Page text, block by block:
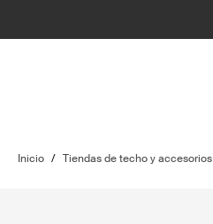
Inicio / Tiendas de techo y accesorios